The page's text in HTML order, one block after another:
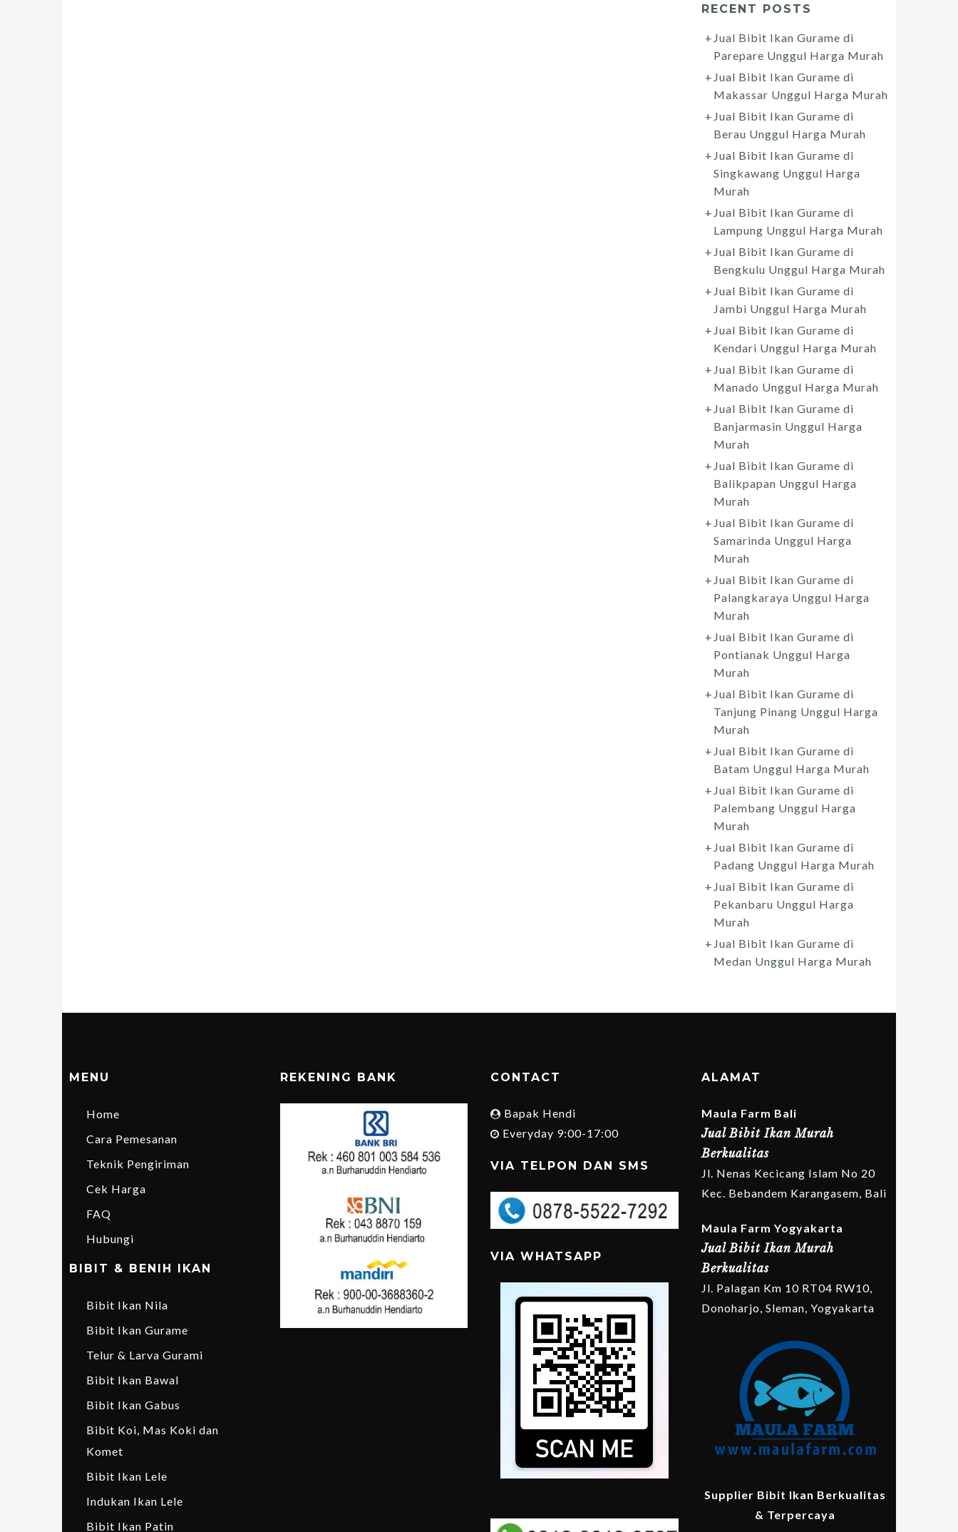
RECENT POSTS
Jual Bibit Ikan Gurame di
Parepare Unggul Harga Murah
Jual Bibit Ikan Gurame di
Makassar Unggul Harga Murah
Jual Bibit Ikan Gurame di
Berau Unggul Harga Murah
Jual Bibit Ikan Gurame di
Singkawang Unggul Harga
Murah
Jual Bibit Ikan Gurame di
Lampung Unggul Harga Murah
Jual Bibit Ikan Gurame di
Bengkulu Unggul Harga Murah
Jual Bibit Ikan Gurame di
Jambi Unggul Harga Murah
Jual Bibit Ikan Gurame di
Kendari Unggul Harga Murah
Jual Bibit Ikan Gurame di
Manado Unggul Harga Murah
Jual Bibit Ikan Gurame di
Banjarmasin Unggul Harga
Murah
Jual Bibit Ikan Gurame di
Balikpapan Unggul Harga
Murah
Jual Bibit Ikan Gurame di
Samarinda Unggul Harga
Murah
Jual Bibit Ikan Gurame di
Palangkaraya Unggul Harga
Murah
Jual Bibit Ikan Gurame di
Pontianak Unggul Harga
Murah
Jual Bibit Ikan Gurame di
Tanjung Pinang Unggul Harga
Murah
Jual Bibit Ikan Gurame di
Batam Unggul Harga Murah
Jual Bibit Ikan Gurame di
Palembang Unggul Harga
Murah
Jual Bibit Ikan Gurame di
Padang Unggul Harga Murah
Jual Bibit Ikan Gurame di
Pekanbaru Unggul Harga
Murah
Jual Bibit Ikan Gurame di
Medan Unggul Harga Murah
MENU
Home
Cara Pemesanan
Teknik Pengiriman
Cek Harga
FAQ
Hubungi
BIBIT & BENIH IKAN
Bibit Ikan Nila
Bibit Ikan Gurame
Telur & Larva Gurami
Bibit Ikan Bawal
Bibit Ikan Gabus
Bibit Koi, Mas Koki dan
Komet
Bibit Ikan Lele
Indukan Ikan Lele
Bibit Ikan Patin
REKENING BANK CONTACT
Bapak Hendi
Everyday 9:00-17:00
VIA TELPON DAN SMS
VIA WHATSAPP
ALAMAT
Maula Farm Bali
Jual Bibit Ikan Murah
Berkualitas
Jl. Nenas Kecicang Islam No 20
Kec. Bebandem Karangasem, Bali
Maula Farm Yogyakarta
Jual Bibit Ikan Murah
Berkualitas
Jl. Palagan Km 10 RT04 RW10,
Donoharjo, Sleman, Yogyakarta
Supplier Bibit Ikan Berkualitas
& Terpercaya